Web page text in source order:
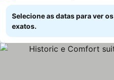
Selecione as datas para ver
exatos.